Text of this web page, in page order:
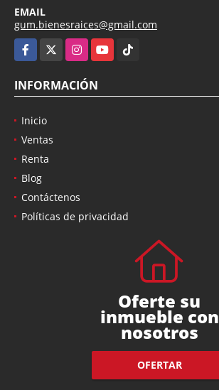
EMAIL
gum.bienesraices@gmail.com
Facebook
InstagramYouTubeTikTok
INFORMACIÓN
Inicio
Ventas
Renta
Blog
Contáctenos
Políticas de privacidad
Oferte su
inmueble con
nosotros
OFERTAR